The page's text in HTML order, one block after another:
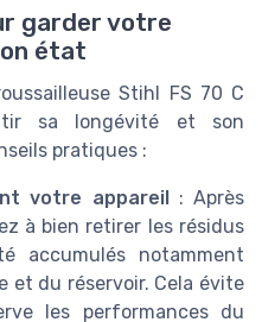
garder votre
état
Stihl FS 70 C
sa longévité et son
pratiques :
votre appareil: Après
à bien retirer les résidus
accumulés notamment
et du réservoir. Cela évite
les performances du